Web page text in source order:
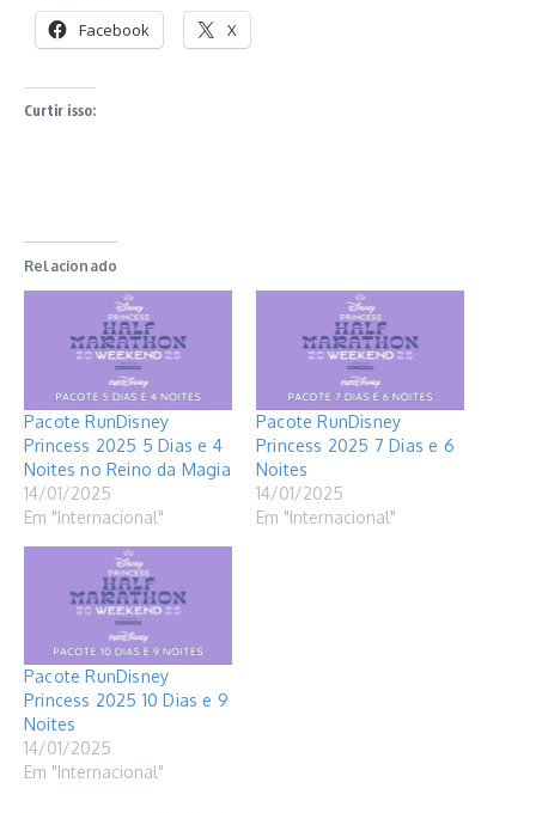
Facebook X
Curtir isso:
Relacionado
Pacote RunDisney
Princess 2025 5 Dias e 4
Noites no Reino da Magia
14/01/2025
Em "Internacional"
Pacote RunDisney
Princess 2025 7 Dias e 6
Noites
14/01/2025
Em "Internacional"
Pacote RunDisney
Princess 2025 10 Dias e 9
Noites
14/01/2025
Em "Internacional"